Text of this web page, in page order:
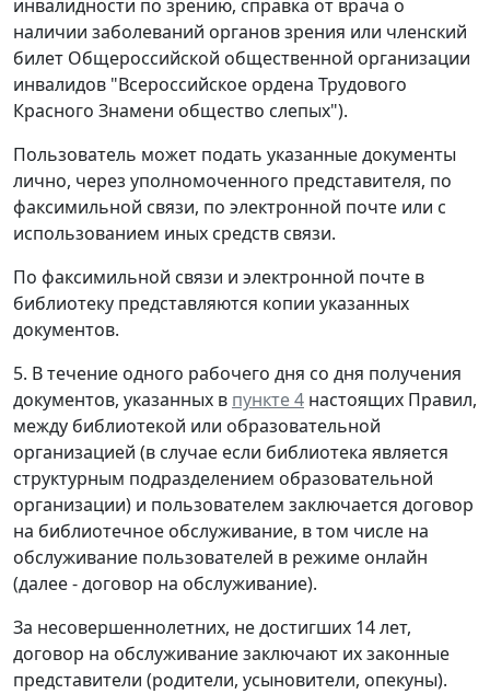
инвалидности по зрению, справка от врача о
наличии заболеваний органов зрения или членский
билет Общероссийской общественной организации
инвалидов "Всероссийское ордена Трудового
Красного Знамени общество слепых").
Пользователь может подать указанные документы
лично, через уполномоченного представителя, по
факсимильной связи, по электронной почте или с
использованием иных средств связи.
По факсимильной связи и электронной почте в
библиотеку представляются копии указанных
документов.
5. В течение одного рабочего дня со дня получения
документов, указанных в пункте 4 настоящих Правил,
между библиотекой или образовательной
организацией (в случае если библиотека является
структурным подразделением образовательной
организации) и пользователем заключается договор
на библиотечное обслуживание, в том числе на
обслуживание пользователей в режиме онлайн
(далее - договор на обслуживание).
За несовершеннолетних, не достигших 14 лет,
договор на обслуживание заключают их законные
представители (родители, усыновители, опекуны).